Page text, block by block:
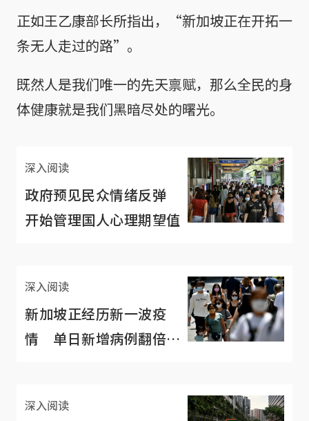
正如王乙康部长所指出，“新加坡正在开拓一
条无人走过的路”。
既然人是我们唯一的先天禀赋，那么全民的身
体健康就是我们黑暗尽处的曙光。
深入阅读
政府预见民众情绪反弹
开始管理国人心理期望值
深入阅读
新加坡正经历新一波疫
情 单日新增病例翻倍后
深入阅读